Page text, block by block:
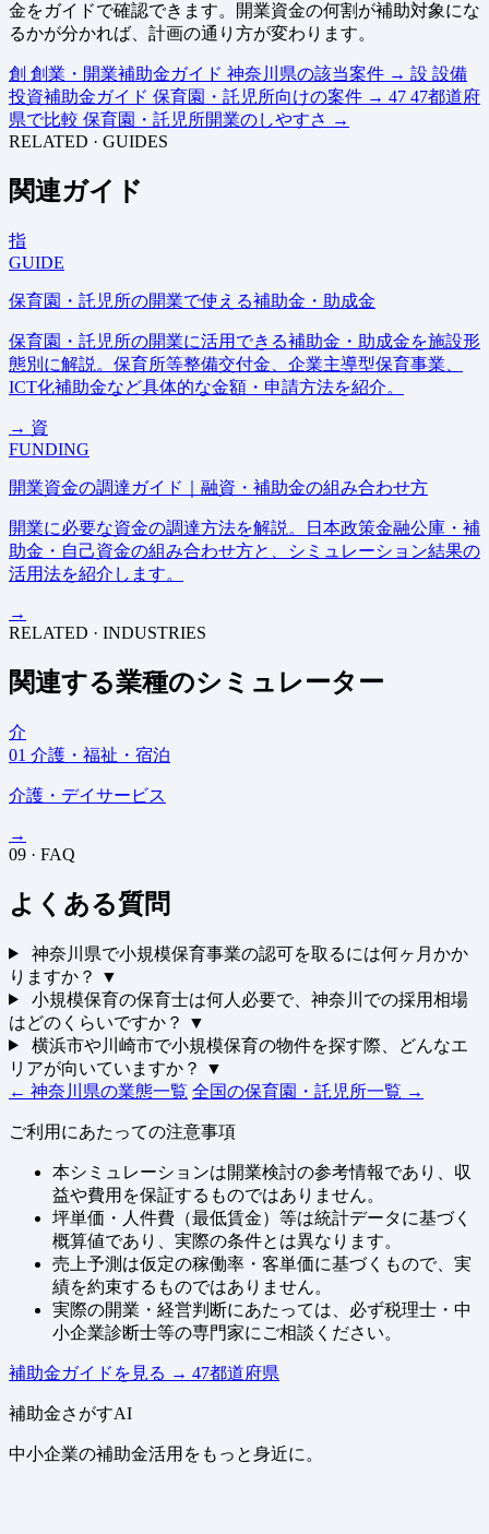
金をガイドで確認できます。開業資金の何割が補助対象にな
るかが分かれば、計画の通り方が変わります。
創 創業・開業補助金ガイド 神奈川県の該当案件 → 設 設備
投資補助金ガイド 保育園・託児所向けの案件 → 47 47都道府
県で比較 保育園・託児所開業のしやすさ →
RELATED · GUIDES
関連ガイド
指
GUIDE
保育園・託児所の開業で使える補助金・助成金
保育園・託児所の開業に活用できる補助金・助成金を施設形
態別に解説。保育所等整備交付金、企業主導型保育事業、
ICT化補助金など具体的な金額・申請方法を紹介。
→ 資
FUNDING
開業資金の調達ガイド｜融資・補助金の組み合わせ方
開業に必要な資金の調達方法を解説。日本政策金融公庫・補
助金・自己資金の組み合わせ方と、シミュレーション結果の
活用法を紹介します。
→
RELATED · INDUSTRIES
関連する業種のシミュレーター
介
01 介護・福祉・宿泊
介護・デイサービス
→
09 · FAQ
よくある質問
神奈川県で小規模保育事業の認可を取るには何ヶ月かか
りますか？
▼
小規模保育の保育士は何人必要で、神奈川での採用相場
はどのくらいですか？
▼
横浜市や川崎市で小規模保育の物件を探す際、どんなエ
リアが向いていますか？
▼
← 神奈川県の業態一覧 全国の保育園・託児所一覧 →
ご利用にあたっての注意事項
本シミュレーションは開業検討の参考情報であり、収
益や費用を保証するものではありません。
坪単価・人件費（最低賃金）等は統計データに基づく
概算値であり、実際の条件とは異なります。
売上予測は仮定の稼働率・客単価に基づくもので、実
績を約束するものではありません。
実際の開業・経営判断にあたっては、必ず税理士・中
小企業診断士等の専門家にご相談ください。
補助金ガイドを見る → 47都道府県
補助金さがすAI
中小企業の補助金活用をもっと身近に。